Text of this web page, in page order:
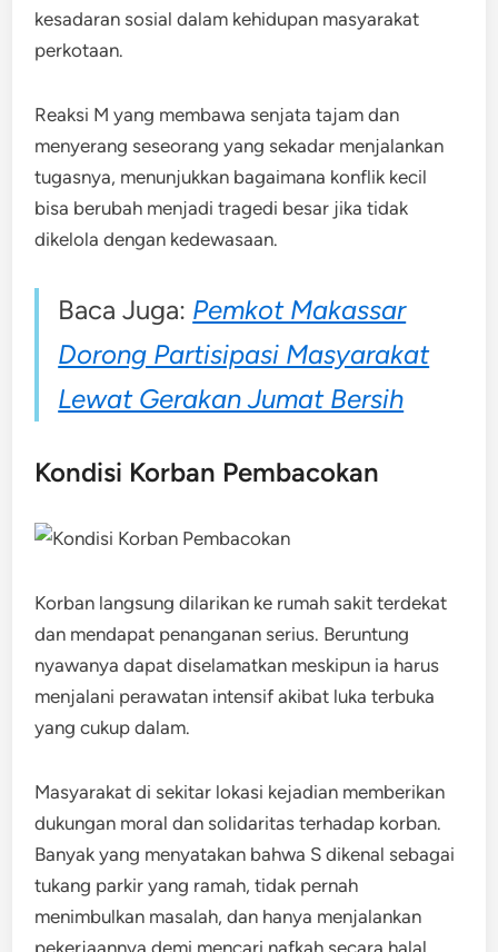
kesadaran sosial dalam kehidupan masyarakat
perkotaan.
Reaksi M yang membawa senjata tajam dan
menyerang seseorang yang sekadar menjalankan
tugasnya, menunjukkan bagaimana konflik kecil
bisa berubah menjadi tragedi besar jika tidak
dikelola dengan kedewasaan.
Baca Juga: Pemkot Makassar
Dorong Partisipasi Masyarakat
Lewat Gerakan Jumat Bersih
Kondisi Korban Pembacokan
Korban langsung dilarikan ke rumah sakit terdekat
dan mendapat penanganan serius. Beruntung
nyawanya dapat diselamatkan meskipun ia harus
menjalani perawatan intensif akibat luka terbuka
yang cukup dalam.
Masyarakat di sekitar lokasi kejadian memberikan
dukungan moral dan solidaritas terhadap korban.
Banyak yang menyatakan bahwa S dikenal sebagai
tukang parkir yang ramah, tidak pernah
menimbulkan masalah, dan hanya menjalankan
pekerjaannya demi mencari nafkah secara halal.